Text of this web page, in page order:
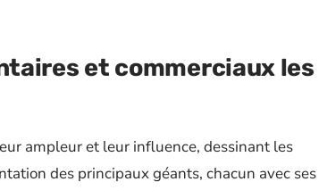
et commerciaux les
ampleur et leur influence, dessinant les
des principaux géants, chacun avec ses